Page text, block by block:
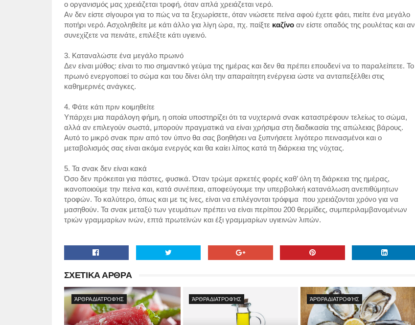
ο οργανισμός μας χρειάζεται τροφή, όταν απλά χρειάζεται νερό.
Αν δεν είστε σίγουροι για το πώς να τα ξεχωρίσετε, όταν νιώσετε πείνα αφού έχετε φάει, πιείτε ένα μεγάλο
ποτήρι νερό. Ασχοληθείτε με κάτι άλλο για λίγη ώρα, πχ. παίξτε καζίνοαν είστε οπαδός της ρουλέτας και αν
συνεχίζετε να πεινάτε, επιλέξτε κάτι υγιεινό.
3. Καταναλώστε ένα μεγάλο πρωινό
Δεν είναι μύθος: είναι το πιο σημαντικό γεύμα της ημέρας και δεν θα πρέπει επουδενί να το παραλείπετε. Το
πρωινό ενεργοποιεί το σώμα και του δίνει όλη την απαραίτητη ενέργεια ώστε να ανταπεξέλθει στις
καθημερινές ανάγκες.
4. Φάτε κάτι πριν κοιμηθείτε
Υπάρχει μια παράλογη φήμη, η οποία υποστηρίζει ότι τα νυχτερινά σνακ καταστρέφουν τελείως το σώμα,
αλλά αν επιλεγούν σωστά, μπορούν πραγματικά να είναι χρήσιμα στη διαδικασία της απώλειας βάρους.
Αυτό το μικρό σνακ πριν από τον ύπνο θα σας βοηθήσει να ξυπνήσετε λιγότερο πεινασμένοι και ο
μεταβολισμός σας είναι ακόμα ενεργός και θα καίει λίπος κατά τη διάρκεια της νύχτας.
5. Τα σνακ δεν είναι κακά
Όσο δεν πρόκειται για πάστες, φυσικά. Όταν τρώμε αρκετές φορές καθ’ όλη τη διάρκεια της ημέρας,
ικανοποιούμε την πείνα και, κατά συνέπεια, αποφεύγουμε την υπερβολική κατανάλωση ανεπιθύμητων
τροφών. Το καλύτερο, όπως και με τις ίνες, είναι να επιλέγονται τρόφιμα που χρειάζονται χρόνο για να
μασηθούν. Τα σνακ μεταξύ των γευμάτων πρέπει να είναι περίπου 200 θερμίδες, συμπεριλαμβανομένων
τριών γραμμαρίων ινών, επτά πρωτεϊνών και έξι γραμμαρίων υγιεινών λιπών.
ΣΧΕΤΙΚΑ ΑΡΘΡΑ
ΆΡΘΡΑ ΔΙΑΤΡΟΦΉΣ ΆΡΘΡΑ ΔΙΑΤΡΟΦΉΣ ΆΡΘΡΑ ΔΙΑΤΡΟΦΉΣ